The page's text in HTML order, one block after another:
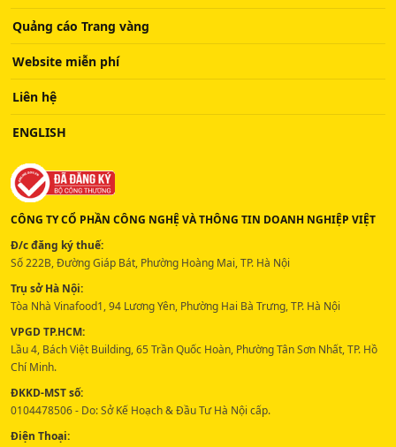
Quảng cáo Trang vàng
Website miễn phí
Liên hệ
ENGLISH
CÔNG TY CỔ PHẦN CÔNG NGHỆ VÀ THÔNG TIN DOANH NGHIỆP VIỆT
Đ/c đăng ký thuế:
Số 222B, Đường Giáp Bát, Phường Hoàng Mai, TP. Hà Nội
Trụ sở Hà Nội:
Tòa Nhà Vinafood1, 94 Lương Yên, Phường Hai Bà Trưng, TP. Hà Nội
VPGD TP.HCM:
Lầu 4, Bách Việt Building, 65 Trần Quốc Hoàn, Phường Tân Sơn Nhất, TP. Hồ
Chí Minh.
ĐKKD-MST số:
0104478506 - Do: Sở Kế Hoạch & Đầu Tư Hà Nội cấp.
Điện Thoại: